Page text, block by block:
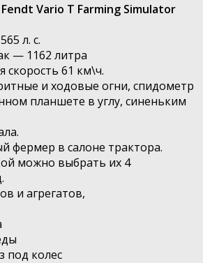
Vario T Farming Simulator
л. с.
— 1162 литра
скорость 61 км\ч.
и ходовые огни, спидометр
планшете в углу, синеньким
фермер в салоне трактора.
можно выбрать их 4
и агрегатов,
под колес